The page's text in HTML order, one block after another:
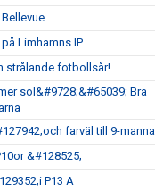
Limhamns IP
strålande fotbollsår!
sol&#9728;&#65039; Bra
farväl till 9-manna
&#128525;
P13 A